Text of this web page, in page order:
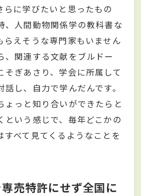
らに学びたいと思ったもの
、人間動物関係学の教科書な
らえそうな専門家もいません
、関連する文献をブルドー
そぎあさり、学会に所属して
し、自力で学んだんです。
ょっと知り合いができたらと
という感じで、毎年どこかの
すべて見てくるようなことを
売特許にせず全国に